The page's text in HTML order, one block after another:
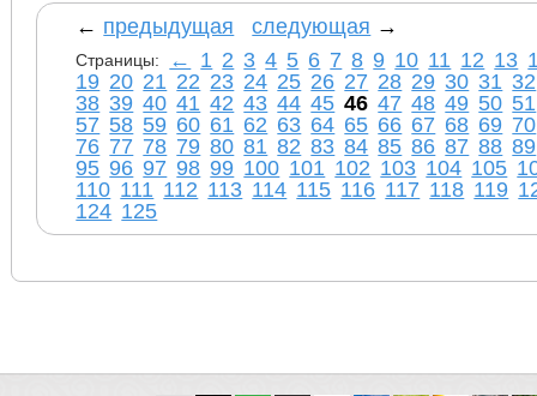
← предыдущая следующая →
Страницы: ← 1 2 3 4 5 6 7 8 9 10 11 12 13
19 20 21 22 23 24 25 26 27 28 29 30 31 32
38 39 40 41 42 43 44 45 46 47 48 49 50 51
57 58 59 60 61 62 63 64 65 66 67 68 69 70
76 77 78 79 80 81 82 83 84 85 86 87 88 89
95 96 97 98 99 100 101 102 103 104 105
110 111 112 113 114 115 116 117 118 119
124 125